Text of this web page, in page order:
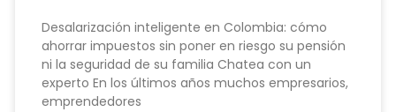
Desalarización inteligente en Colombia: cómo
ahorrar impuestos sin poner en riesgo su pensión
ni la seguridad de su familia Chatea con un
experto En los últimos años muchos empresarios,
emprendedores